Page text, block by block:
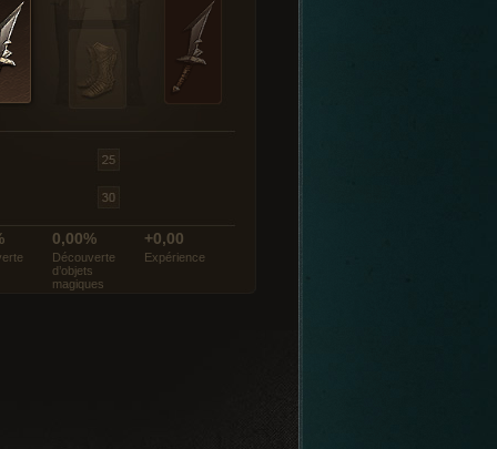
0,00%
Découverte
d’objets
magiques
+0,00
Expérience